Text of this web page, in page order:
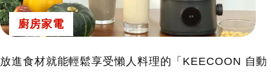
廚房家電
放進食材就能輕鬆享受懶人料理的「KEECOON 自動